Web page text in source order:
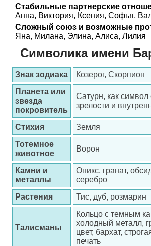
Стабильные партнерские
Анна, Виктория, Ксения, Софья,
Сложный союз и возможные
Яна, Милана, Элина, Алиса, Лилия
Символика имени
Знак зодиака
Козерог, Скорпион
Планета или
звезда
покровитель
Сатурн, как символ
зрелости и
Стихия
Земля
Тотемное
животное
Ворон
Камни и
металлы
Оникс, гранат,
серебро
Растения
Тис, дуб, розмарин
Талисманы
Кольцо с темным
холодный металл,
цвет, бархат,
печать